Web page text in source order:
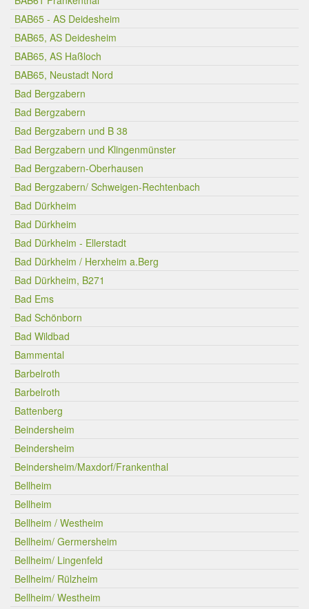
BAB65 - AS Deidesheim
BAB65, AS Deidesheim
BAB65, AS Haßloch
BAB65, Neustadt Nord
Bad Bergzabern
Bad Bergzabern
Bad Bergzabern und B 38
Bad Bergzabern und Klingenmünster
Bad Bergzabern-Oberhausen
Bad Bergzabern/ Schweigen-Rechtenbach
Bad Dürkheim
Bad Dürkheim
Bad Dürkheim - Ellerstadt
Bad Dürkheim / Herxheim a.Berg
Bad Dürkheim, B271
Bad Ems
Bad Schönborn
Bad Wildbad
Bammental
Barbelroth
Barbelroth
Battenberg
Beindersheim
Beindersheim
Beindersheim/Maxdorf/Frankenthal
Bellheim
Bellheim
Bellheim / Westheim
Bellheim/ Germersheim
Bellheim/ Lingenfeld
Bellheim/ Rülzheim
Bellheim/ Westheim